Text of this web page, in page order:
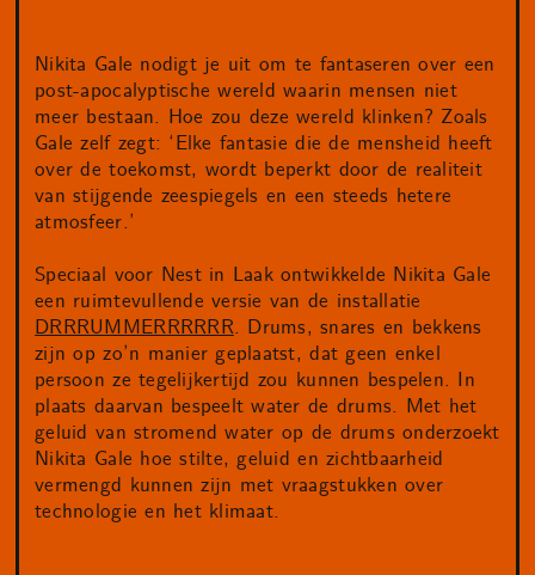
Nikita Gale nodigt je uit om te fantaseren over een
post-apocalyptische wereld waarin mensen niet
meer bestaan. Hoe zou deze wereld klinken? Zoals
Gale zelf zegt: ‘Elke fantasie die de mensheid heeft
over de toekomst, wordt beperkt door de realiteit
van stijgende zeespiegels en een steeds hetere
atmosfeer.’
Speciaal voor Nest in Laak ontwikkelde Nikita Gale
een ruimtevullende versie van de installatie
DRRRUMMERRRRRR. Drums, snares en bekkens
zijn op zo’n manier geplaatst, dat geen enkel
persoon ze tegelijkertijd zou kunnen bespelen. In
plaats daarvan bespeelt water de drums. Met het
geluid van stromend water op de drums onderzoekt
Nikita Gale hoe stilte, geluid en zichtbaarheid
vermengd kunnen zijn met vraagstukken over
technologie en het klimaat.